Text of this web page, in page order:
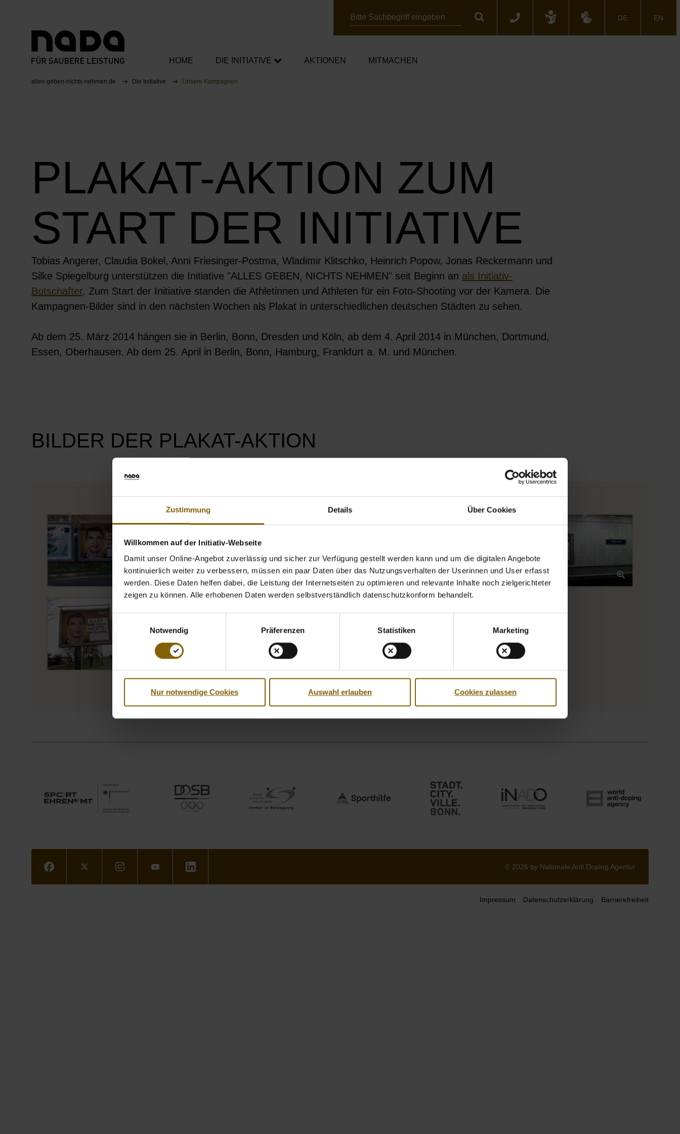
Zustimmung Details Über Cookies
Willkommen auf der Initiativ-Webseite
Damit unser Online-Angebot zuverlässig und sicher zur Verfügung gestellt werden kann und um die digitalen Angebote
kontinuierlich weiter zu verbessern, müssen ein paar Daten über das Nutzungsverhalten der Userinnen und User erfasst
werden. Diese Daten helfen dabei, die Leistung der Internetseiten zu optimieren und relevante Inhalte noch zielgerichteter
zeigen zu können. Alle erhobenen Daten werden selbstverständlich datenschutzkonform behandelt.
Notwendig
Präferenzen Statistiken Marketing
Nur notwendige Cookies Auswahl erlauben Cookies zulassen
Zum Inhalt springen
Suche Suche DE EN
HOME DIE INITIATIVE AKTIONEN MITMACHEN
Sie sind hier:
alles-geben-nichts-nehmen.de Die Initiative Unsere Kampagnen
PLAKAT-AKTION ZUM
START DER INITIATIVE
Tobias Angerer, Claudia Bokel, Anni Friesinger-Postma, Wladimir Klitschko, Heinrich Popow, Jonas Reckermann und
Silke Spiegelburg unterstützen die Initiative "ALLES GEBEN, NICHTS NEHMEN" seit Beginn an als Initiativ-
Botschafter. Zum Start der Initiative standen die Athletinnen und Athleten für ein Foto-Shooting vor der Kamera. Die
Kampagnen-Bilder sind in den nächsten Wochen als Plakat in unterschiedlichen deutschen Städten zu sehen.
Ab dem 25. März 2014 hängen sie in Berlin, Bonn, Dresden und Köln, ab dem 4. April 2014 in München, Dortmund,
Essen, Oberhausen. Ab dem 25. April in Berlin, Bonn, Hamburg, Frankfurt a. M. und München.
BILDER DER PLAKAT-AKTION
Facebook Twitter Instagram Youtube LinkedIn © 2026 by Nationale Anti Doping Agentur
Impressum Datenschutzerklärung Barrierefreiheit